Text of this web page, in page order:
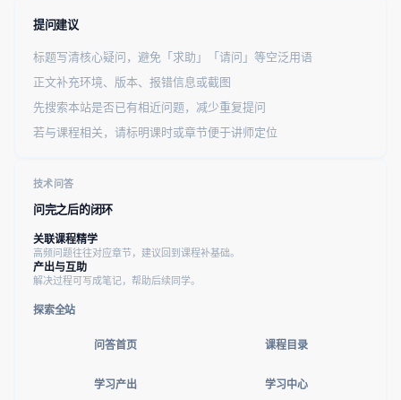
提问建议
标题写清核心疑问，避免「求助」「请问」等空泛用语
正文补充环境、版本、报错信息或截图
先搜索本站是否已有相近问题，减少重复提问
若与课程相关，请标明课时或章节便于讲师定位
技术问答
问完之后的闭环
关联课程精学
高频问题往往对应章节，建议回到课程补基础。
产出与互助
解决过程可写成笔记，帮助后续同学。
探索全站
问答首页 课程目录
学习产出 学习中心